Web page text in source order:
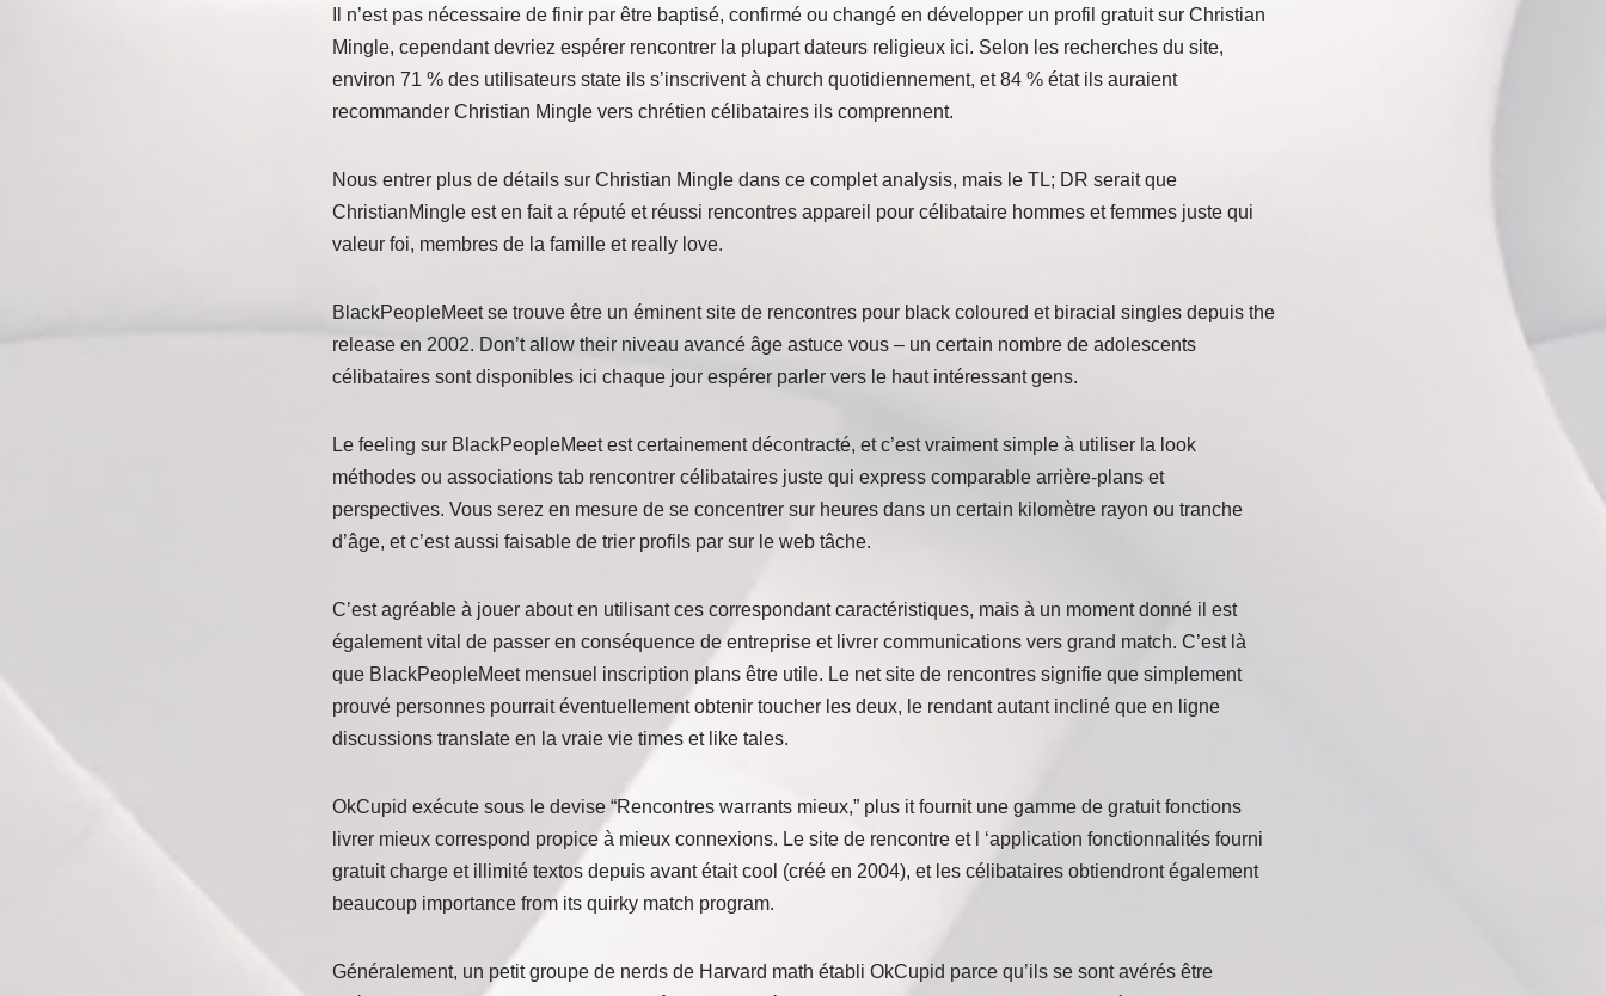
Il n’est pas nécessaire de finir par être baptisé, confirmé ou changé en développer un profil gratuit sur Christian
Mingle, cependant devriez espérer rencontrer la plupart dateurs religieux ici. Selon les recherches du site,
environ 71 % des utilisateurs state ils s’inscrivent à church quotidiennement, et 84 % état ils auraient
recommander Christian Mingle vers chrétien célibataires ils comprennent.
Nous entrer plus de détails sur Christian Mingle dans ce complet analysis, mais le TL; DR serait que
ChristianMingle est en fait a réputé et réussi rencontres appareil pour célibataire hommes et femmes juste qui
valeur foi, membres de la famille et really love.
BlackPeopleMeet se trouve être un éminent site de rencontres pour black coloured et biracial singles depuis the
release en 2002. Don’t allow their niveau avancé âge astuce vous – un certain nombre de adolescents
célibataires sont disponibles ici chaque jour espérer parler vers le haut intéressant gens.
Le feeling sur BlackPeopleMeet est certainement décontracté, et c’est vraiment simple à utiliser la look
méthodes ou associations tab rencontrer célibataires juste qui express comparable arrière-plans et
perspectives. Vous serez en mesure de se concentrer sur heures dans un certain kilomètre rayon ou tranche
d’âge, et c’est aussi faisable de trier profils par sur le web tâche.
C’est agréable à jouer about en utilisant ces correspondant caractéristiques, mais à un moment donné il est
également vital de passer en conséquence de entreprise et livrer communications vers grand match. C’est là
que BlackPeopleMeet mensuel inscription plans être utile. Le net site de rencontres signifie que simplement
prouvé personnes pourrait éventuellement obtenir toucher les deux, le rendant autant incliné que en ligne
discussions translate en la vraie vie times et like tales.
OkCupid exécute sous le devise “Rencontres warrants mieux,” plus it fournit une gamme de gratuit fonctions
livrer mieux correspond propice à mieux connexions. Le site de rencontre et l ‘application fonctionnalités fourni
gratuit charge et illimité textos depuis avant était cool (créé en 2004), et les célibataires obtiendront également
beaucoup importance from its quirky match program.
Généralement, un petit groupe de nerds de Harvard math établi OkCupid parce qu’ils se sont avérés être